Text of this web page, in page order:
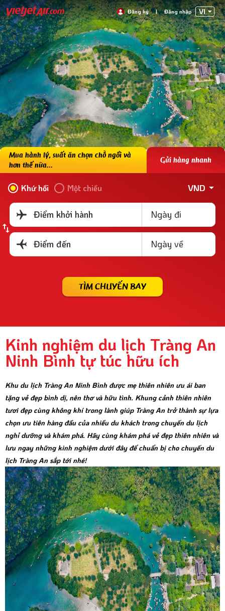
Đăng ký | Đăng nhập VI
Mua hành lý, suất ăn chọn chỗ ngồi và
hơn thế nữa...
Gửi hàng nhanh
Khứ hồi Một chiều VND
Điểm khởi hành Ngày đi
Điểm đến Ngày về
TÌM CHUYẾN BAY
Kinh nghiệm du lịch Tràng An
Ninh Bình tự túc hữu ích
Khu du lịch Tràng An Ninh Bình được mẹ thiên nhiên ưu ái ban
tặng vẻ đẹp bình dị, nên thơ và hữu tình. Khung cảnh thiên nhiên
tươi đẹp cùng không khí trong lành giúp Tràng An trở thành sự lựa
chọn ưu tiên hàng đầu của nhiều du khách trong chuyến du lịch
nghỉ dưỡng và khám phá. Hãy cùng khám phá vẻ đẹp thiên nhiên và
lưu ngay những kinh nghiệm dưới đây để chuẩn bị cho chuyến du
lịch Tràng An sắp tới nhé!